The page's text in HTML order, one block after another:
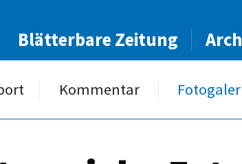
Blätterbare Zeitung
Kommentar